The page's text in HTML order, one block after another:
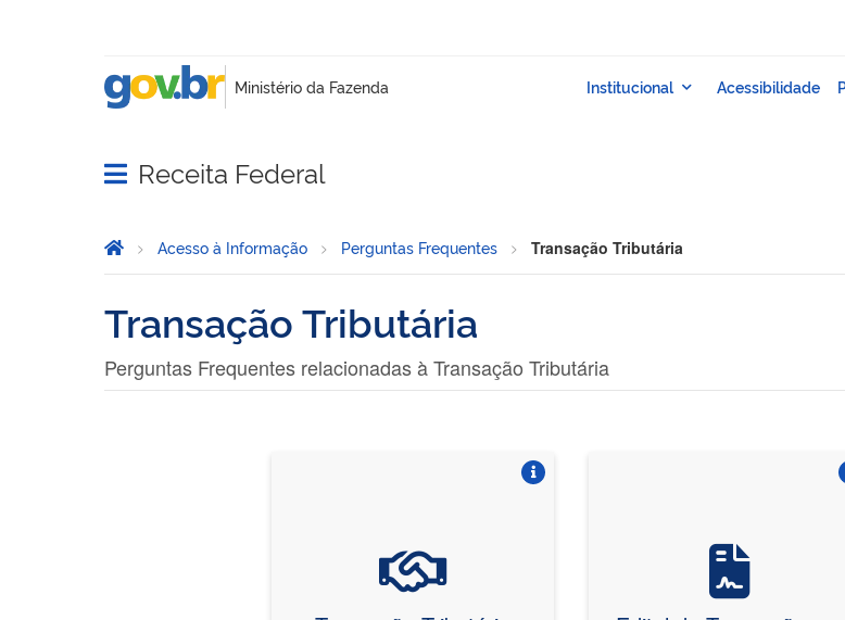
Abrir menu principal de navegação
Receita Federal
Você está aqui:
Página Inicial
Acesso à Informação Perguntas Frequentes Transação Tributária
Transação Tributária
Perguntas Frequentes relacionadas à Transação Tributária